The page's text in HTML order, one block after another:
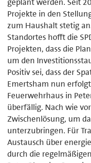
Projekte in den
zum Haushalt stetig
Standortes hofft die
Projekten, dass die
um den
Positiv sei, dass der
Emertsham nun
Feuerwehrhaus in
überfällig. Nach wie
Zwischenlösung, um
unterzubringen. Für
Austausch über
durch die